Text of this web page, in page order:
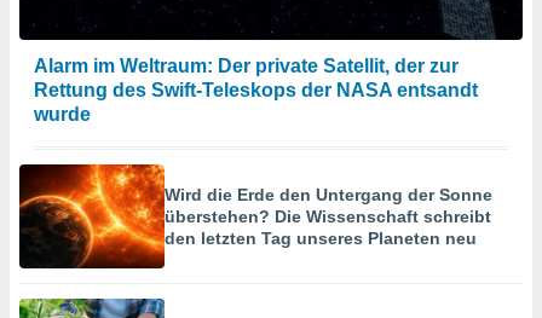
Alarm im Weltraum: Der private Satellit, der zur
Rettung des Swift-Teleskops der NASA entsandt
wurde
Wird die Erde den Untergang der Sonne
überstehen? Die Wissenschaft schreibt
den letzten Tag unseres Planeten neu